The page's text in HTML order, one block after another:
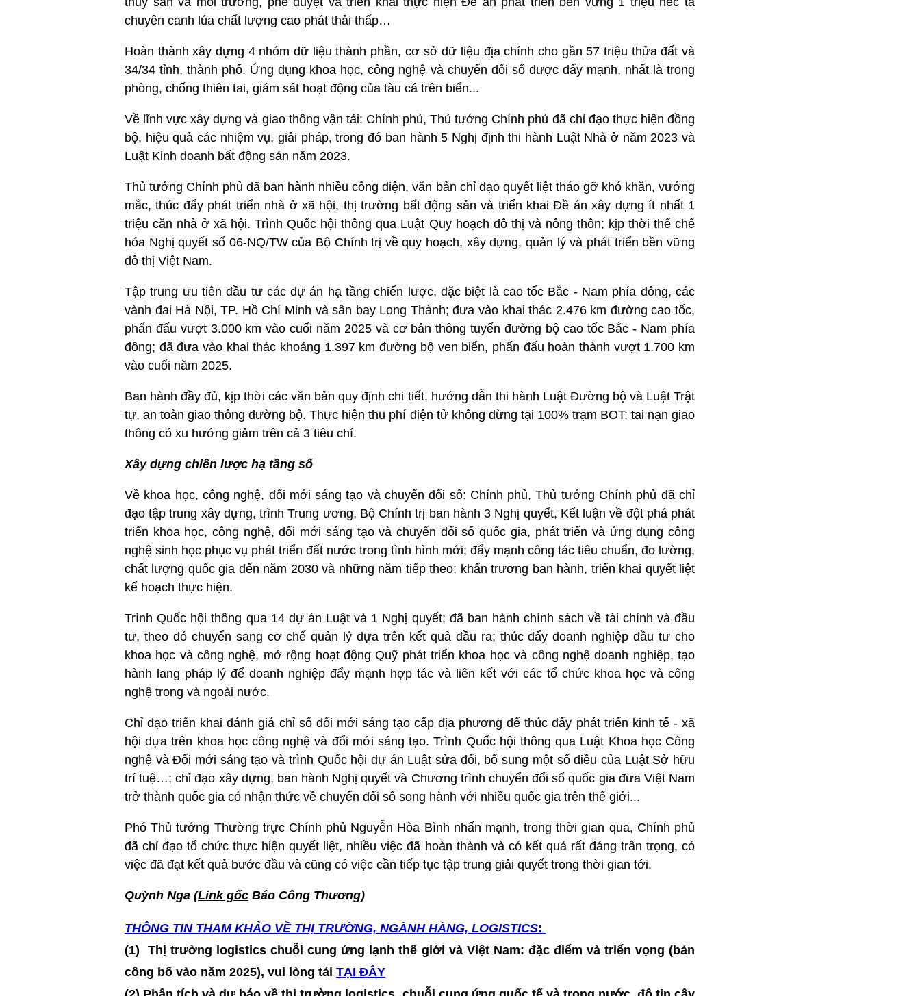
chuyên canh lúa chất lượng cao phát thải thấp…
Hoàn thành xây dựng 4 nhóm dữ liệu thành phần, cơ sở dữ liệu địa chính cho gần 57 triệu thửa đất và
34/34 tỉnh, thành phố. Ứng dụng khoa học, công nghệ và chuyển đổi số được đẩy mạnh, nhất là trong
phòng, chống thiên tai, giám sát hoạt động của tàu cá trên biển...
Về lĩnh vực xây dựng và giao thông vận tải: Chính phủ, Thủ tướng Chính phủ đã chỉ đạo thực hiện đồng
bộ, hiệu quả các nhiệm vụ, giải pháp, trong đó ban hành 5 Nghị định thi hành Luật Nhà ở năm 2023 và
Luật Kinh doanh bất động sản năm 2023.
Thủ tướng Chính phủ đã ban hành nhiều công điện, văn bản chỉ đạo quyết liệt tháo gỡ khó khăn, vướng
mắc, thúc đẩy phát triển nhà ở xã hội, thị trường bất động sản và triển khai Đề án xây dựng ít nhất 1
triệu căn nhà ở xã hội. Trình Quốc hội thông qua Luật Quy hoạch đô thị và nông thôn; kịp thời thể chế
hóa Nghị quyết số 06-NQ/TW của Bộ Chính trị về quy hoạch, xây dựng, quản lý và phát triển bền vững
đô thị Việt Nam.
Tập trung ưu tiên đầu tư các dự án hạ tầng chiến lược, đặc biệt là cao tốc Bắc - Nam phía đông, các
vành đai Hà Nội, TP. Hồ Chí Minh và sân bay Long Thành; đưa vào khai thác 2.476 km đường cao tốc,
phấn đấu vượt 3.000 km vào cuối năm 2025 và cơ bản thông tuyến đường bộ cao tốc Bắc - Nam phía
đông; đã đưa vào khai thác khoảng 1.397 km đường bộ ven biển, phấn đấu hoàn thành vượt 1.700 km
vào cuối năm 2025.
Ban hành đầy đủ, kịp thời các văn bản quy định chi tiết, hướng dẫn thi hành Luật Đường bộ và Luật Trật
tự, an toàn giao thông đường bộ. Thực hiện thu phí điện tử không dừng tại 100% trạm BOT; tai nạn giao
thông có xu hướng giảm trên cả 3 tiêu chí.
Xây dựng chiến lược hạ tầng số
Về khoa học, công nghệ, đổi mới sáng tạo và chuyển đổi số: Chính phủ, Thủ tướng Chính phủ đã chỉ
đạo tập trung xây dựng, trình Trung ương, Bộ Chính trị ban hành 3 Nghị quyết, Kết luận về đột phá phát
triển khoa học, công nghệ, đổi mới sáng tạo và chuyển đổi số quốc gia, phát triển và ứng dụng công
nghệ sinh học phục vụ phát triển đất nước trong tình hình mới; đẩy mạnh công tác tiêu chuẩn, đo lường,
chất lượng quốc gia đến năm 2030 và những năm tiếp theo; khẩn trương ban hành, triển khai quyết liệt
kế hoạch thực hiện.
Trình Quốc hội thông qua 14 dự án Luật và 1 Nghị quyết; đã ban hành chính sách về tài chính và đầu
tư, theo đó chuyển sang cơ chế quản lý dựa trên kết quả đầu ra; thúc đẩy doanh nghiệp đầu tư cho
khoa học và công nghệ, mở rộng hoạt động Quỹ phát triển khoa học và công nghệ doanh nghiệp, tạo
hành lang pháp lý để doanh nghiệp đẩy mạnh hợp tác và liên kết với các tổ chức khoa học và công
nghệ trong và ngoài nước.
Chỉ đạo triển khai đánh giá chỉ số đổi mới sáng tạo cấp địa phương để thúc đẩy phát triển kinh tế - xã
hội dựa trên khoa học công nghệ và đổi mới sáng tạo. Trình Quốc hội thông qua Luật Khoa học Công
nghệ và Đổi mới sáng tạo và trình Quốc hội dự án Luật sửa đổi, bổ sung một số điều của Luật Sở hữu
trí tuệ…; chỉ đạo xây dựng, ban hành Nghị quyết và Chương trình chuyển đổi số quốc gia đưa Việt Nam
trở thành quốc gia có nhận thức về chuyển đổi số song hành với nhiều quốc gia trên thế giới...
Phó Thủ tướng Thường trực Chính phủ Nguyễn Hòa Bình nhấn mạnh, trong thời gian qua, Chính phủ
đã chỉ đạo tổ chức thực hiện quyết liệt, nhiều việc đã hoàn thành và có kết quả rất đáng trân trọng, có
việc đã đạt kết quả bước đầu và cũng có việc cần tiếp tục tập trung giải quyết trong thời gian tới.
Quỳnh Nga (Link gốc Báo Công Thương)
THÔNG TIN THAM KHẢO VỀ THỊ TRƯỜNG, NGÀNH HÀNG, LOGISTICS:
(1)Thị trường logistics chuỗi cung ứng lạnh thế giới và Việt Nam: đặc điểm và triển vọng (bản
công bố vào năm 2025), vui lòng tải TẠI ĐÂY